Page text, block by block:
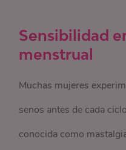
Sensibilidad
menstrual
Muchas mujeres
senos antes de cada
conocida como